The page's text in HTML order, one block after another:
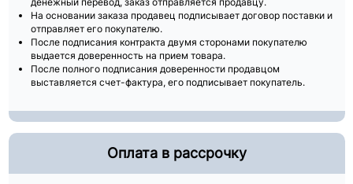
На основании заказа продавец подписывает договор поставки и
отправляет его покупателю.
После подписания контракта двумя сторонами покупателю
выдается доверенность на прием товара.
После полного подписания доверенности продавцом
выставляется счет-фактура, его подписывает покупатель.
Оплата в рассрочку